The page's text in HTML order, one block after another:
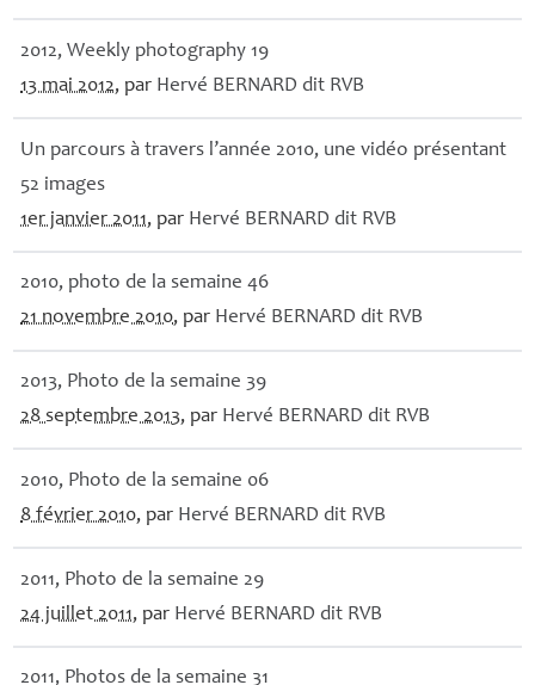
2012, Weekly photography 19
13 mai 2012, par Hervé BERNARD dit RVB
Un parcours à travers l’année 2010, une vidéo présentant
52 images
1er janvier 2011, par Hervé BERNARD dit RVB
2010, photo de la semaine 46
21 novembre 2010, par Hervé BERNARD dit RVB
2013, Photo de la semaine 39
28 septembre 2013, par Hervé BERNARD dit RVB
2010, Photo de la semaine 06
8 février 2010, par Hervé BERNARD dit RVB
2011, Photo de la semaine 29
24 juillet 2011, par Hervé BERNARD dit RVB
2011, Photos de la semaine 31